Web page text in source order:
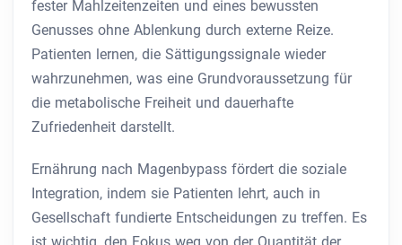
fester Mahlzeitenzeiten und eines bewussten
Genusses ohne Ablenkung durch externe Reize.
Patienten lernen, die Sättigungssignale wieder
wahrzunehmen, was eine Grundvoraussetzung für
die metabolische Freiheit und dauerhafte
Zufriedenheit darstellt.
Ernährung nach Magenbypass fördert die soziale
Integration, indem sie Patienten lehrt, auch in
Gesellschaft fundierte Entscheidungen zu treffen. Es